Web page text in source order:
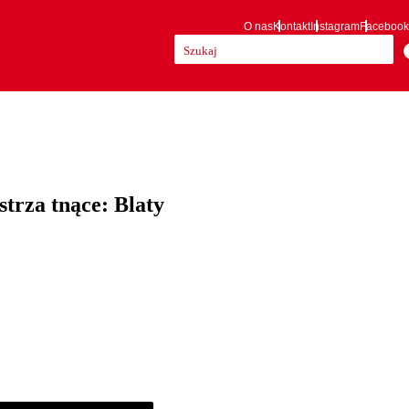
O nasKontaktInstagramFacebook
tnące: Blaty